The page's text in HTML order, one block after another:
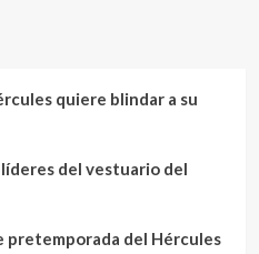
quiere blindar a su
del vestuario del
pretemporada del Hércules